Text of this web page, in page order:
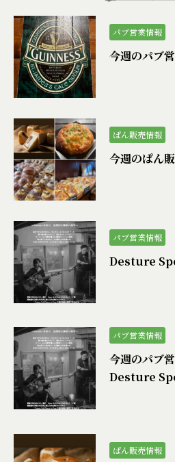
パブ営業情報
今週のパブ
ぱん販売情報
今週のぱん
パブ営業情報
Desture
パブ営業情報
今週のパブ
Desture
ぱん販売情報